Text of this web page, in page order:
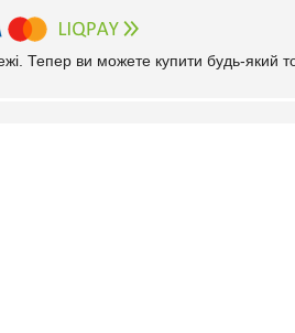
Тепер ви можете купити будь-який